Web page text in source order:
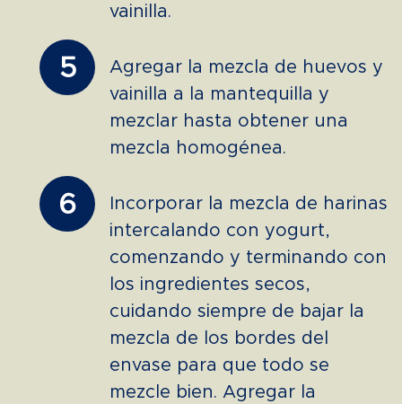
vainilla.
5
Agregar la mezcla de huevos y
vainilla a la mantequilla y
mezclar hasta obtener una
mezcla homogénea.
6
Incorporar la mezcla de harinas
intercalando con yogurt,
comenzando y terminando con
los ingredientes secos,
cuidando siempre de bajar la
mezcla de los bordes del
envase para que todo se
mezcle bien. Agregar la